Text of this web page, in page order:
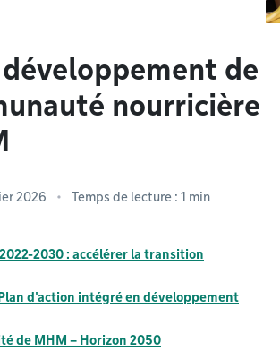
de
nourricière
2026 Temps de lecture : 1 min
2030 : accélérer la transition
d'action intégré en développement
de MHM – Horizon 2050